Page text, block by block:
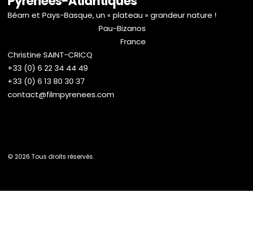
Béarn et Pays-Basque, un « plateau » grandeur nature !
Pau-Bizanos
France
Christine SAINT-CRICQ
+33 (0) 6 22 34 44 49
+33 (0) 6 13 80 30 37
contact@filmpyrenees.com
© 2026 Tous droits réservés.